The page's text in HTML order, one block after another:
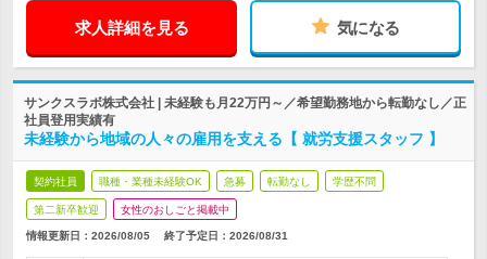
求人詳細を見る 気になる
サンクスラボ株式会社 | 未経験も月22万円～／希望勤務地から転勤なし／正
社員登用実績有
未経験から地域の人々の雇用を支える【 就労支援スタッフ 】
契約社員 職種・業種未経験OK 急募 転勤なし 学歴不問
第二新卒歓迎 女性のおしごと掲載中
情報更新日：2026/08/05 終了予定日： 2026/08/31